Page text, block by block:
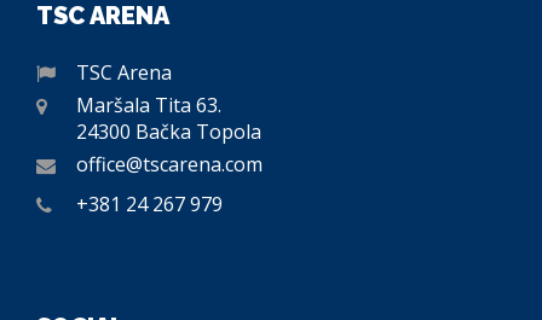
TSC ARENA
TSC Arena
Maršala Tita 63.
24300 Bačka Topola
office@tscarena.com
+381 24 267 979